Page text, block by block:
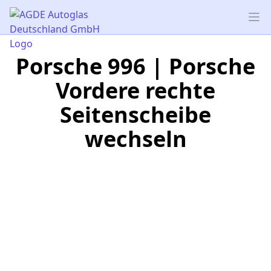
AGDE Autoglas Deutschland GmbH
Porsche 996 | Porsche
Vordere rechte
Seitenscheibe
wechseln